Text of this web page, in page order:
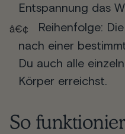
Entspannung das
Reihenfolge:
nach einer
Du auch alle
Körper erreichst.
So